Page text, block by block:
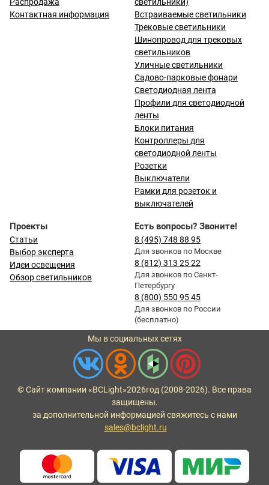
Контактная информация
Встраиваемые светильники
Трековые светильники
Шинопровод для трековых
светильников
Уличные светильники
Садово-парковые фонари
Светодиодная лента
Профили для светодиодной
ленты
Блоки питания
Контроллеры для
светодиодной ленты
Розетки
Выключатели
Рамки для розеток и
выключателей
Проекты
Статьи
Выбор эксперта
Идеи освещения
Обзор светильников
Есть вопросы? Звоните!
8 (495) 748 88 95
Для звонков по Москве
8 (812) 313 25 22
Для звонков по Санкт-
Петербургу
8 (800) 550 95 45
Для звонков по России
(бесплатно)
Мы в социальных сетях
© Сайт компании «BCLight»2026год (2008-2026). Все права
защищены.
за дополнительной информацией свяжитесь с нами
sales@bclight.ru